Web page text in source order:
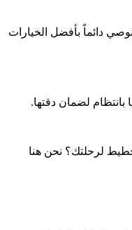
دائماً بأفضل الخيارات
بانتظام لضمان دقتها.
لرحلتك؟ نحن هنا